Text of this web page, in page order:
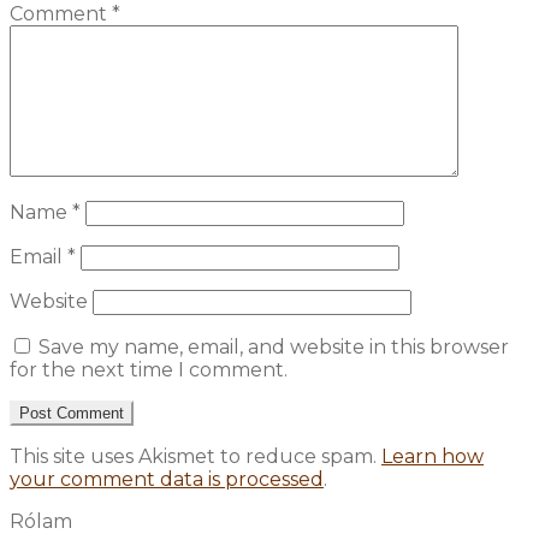
Comment *
Name *
Email *
Website
Save my name, email, and website in this browser
for the next time I comment.
This site uses Akismet to reduce spam. Learn how
your comment data is processed .
Rólam